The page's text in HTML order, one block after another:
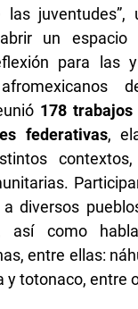
las juventudes”,
un espacio
para las
178 trabajos
federativas,
diversos
así como
entre ellas:
y totonaco, entre